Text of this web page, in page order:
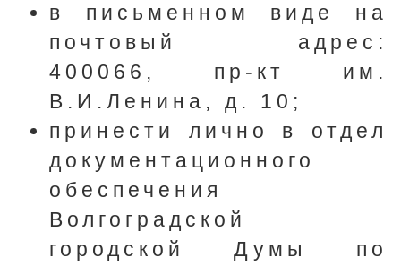
в письменном виде на
почтовый адрес:
400066, пр-кт им.
В.И.Ленина, д. 10;
принести лично в отдел
документационного
обеспечения
Волгоградской
городской Думы по